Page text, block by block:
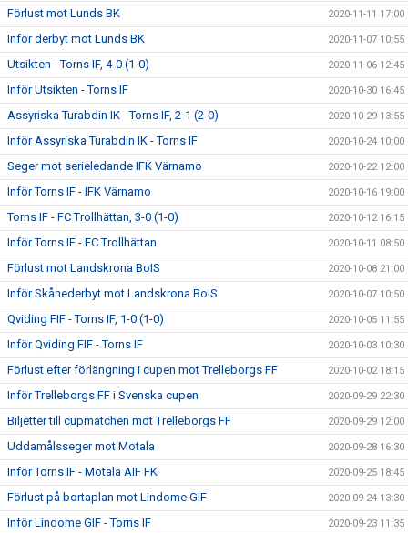
Förlust mot Lunds BK 2020-11-11 17:00
Inför derbyt mot Lunds BK 2020-11-07 10:55
Utsikten - Torns IF, 4-0 (1-0) 2020-11-06 12:45
Inför Utsikten - Torns IF 2020-10-30 16:45
Assyriska Turabdin IK - Torns IF, 2-1 (2-0) 2020-10-29 13:55
Inför Assyriska Turabdin IK - Torns IF 2020-10-24 10:00
Seger mot serieledande IFK Värnamo 2020-10-22 12:00
Inför Torns IF - IFK Värnamo 2020-10-16 19:00
Torns IF - FC Trollhättan, 3-0 (1-0) 2020-10-12 16:15
Inför Torns IF - FC Trollhättan 2020-10-11 08:50
Förlust mot Landskrona BoIS 2020-10-08 21:00
Inför Skånederbyt mot Landskrona BoIS 2020-10-07 10:50
Qviding FIF - Torns IF, 1-0 (1-0) 2020-10-05 11:55
Inför Qviding FIF - Torns IF 2020-10-03 10:30
Förlust efter förlängning i cupen mot Trelleborgs FF 2020-10-02 18:15
Inför Trelleborgs FF i Svenska cupen 2020-09-29 22:30
Biljetter till cupmatchen mot Trelleborgs FF 2020-09-29 12:00
Uddamålsseger mot Motala 2020-09-28 16:30
Inför Torns IF - Motala AIF FK 2020-09-25 18:45
Förlust på bortaplan mot Lindome GIF 2020-09-24 13:30
Inför Lindome GIF - Torns IF 2020-09-23 11:35